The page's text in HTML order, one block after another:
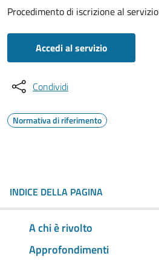
Procedimento di iscrizione al servizio
Accedi al servizio
Condividi
Normativa di riferimento
INDICE DELLA PAGINA
A chi è rivolto
Approfondimenti